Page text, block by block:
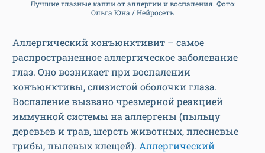
Лучшие глазные капли от аллергии и воспаления. Фото:
Ольга Юна / Нейросеть
Аллергический конъюнктивит – самое
распространенное аллергическое заболевание
глаз. Оно возникает при воспалении
конъюнктивы, слизистой оболочки глаза.
Воспаление вызвано чрезмерной реакцией
иммунной системы на аллергены (пыльцу
деревьев и трав, шерсть животных, плесневые
грибы, пылевых клещей). Аллергический